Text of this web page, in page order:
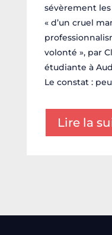
sévèrement
« d’un cruel
volonté », par
étudiante à
Le constat :
Lire la